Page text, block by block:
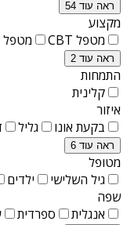
ראה עוד 54
מקצוע
מטפל CBT
מטפל
ראה עוד 2
התמחות
קלינית
איזור
בקעת אונו
גליל
ראה עוד 6
מטופל
גיל השלישי
ילדים
שפה
אנגלית
ספרדית